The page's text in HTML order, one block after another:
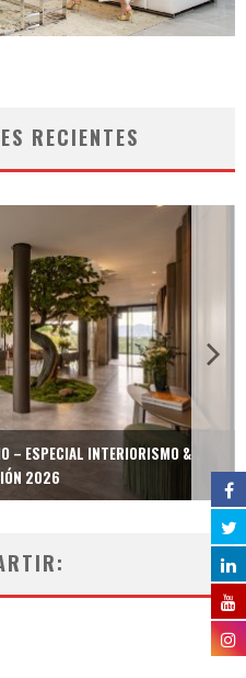
RECIENTES
– ESPECIAL INTERIORISMO &
2026